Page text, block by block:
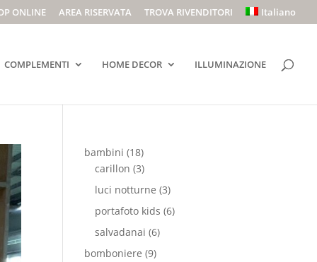
ONLINE AREA RISERVATA TROVA RIVENDITORI Italiano
COMPLEMENTI HOME DECOR ILLUMINAZIONE
bambini (18)
carillon (3)
luci notturne (3)
portafoto kids (6)
salvadanai (6)
bomboniere (9)